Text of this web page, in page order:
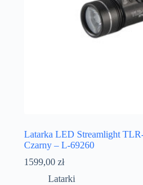
Latarka LED Streamlight
Czarny – L-69260
1599,00 zł
Latarki